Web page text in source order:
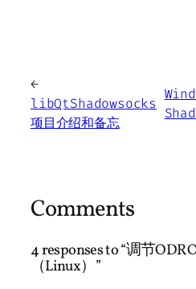
←
libQtShadowsocks
项目介绍和备忘
Comments
4 responses to “调节
（Linux）”